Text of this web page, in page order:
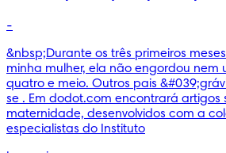
-
&nbsp;Durante os três primeiros
minha mulher, ela não engordou nem
quatro e meio. Outros pais
se . Em dodot.com encontrará artigos
maternidade, desenvolvidos com a
especialistas do Instituto